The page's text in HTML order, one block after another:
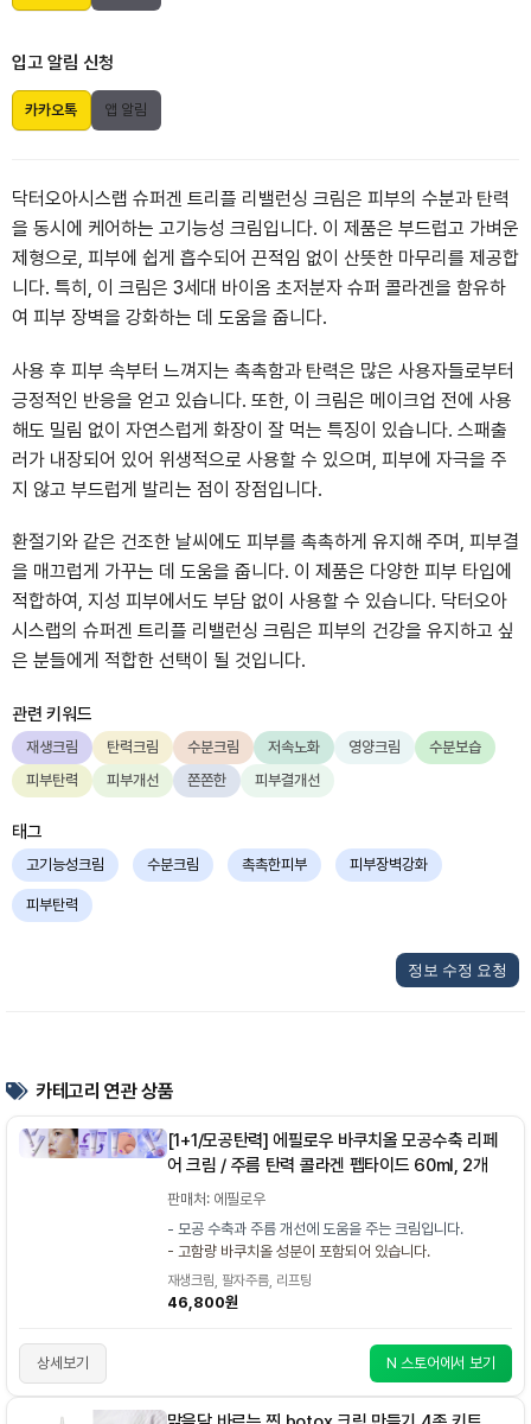
입고 알림 신청
카카오톡 앱 알림
닥터오아시스랩 슈퍼겐 트리플 리밸런싱 크림은 피부의 수분과 탄력
을 동시에 케어하는 고기능성 크림입니다. 이 제품은 부드럽고 가벼운
제형으로, 피부에 쉽게 흡수되어 끈적임 없이 산뜻한 마무리를 제공합
니다. 특히, 이 크림은 3세대 바이옴 초저분자 슈퍼 콜라겐을 함유하
여 피부 장벽을 강화하는 데 도움을 줍니다.
사용 후 피부 속부터 느껴지는 촉촉함과 탄력은 많은 사용자들로부터
긍정적인 반응을 얻고 있습니다. 또한, 이 크림은 메이크업 전에 사용
해도 밀림 없이 자연스럽게 화장이 잘 먹는 특징이 있습니다. 스패출
러가 내장되어 있어 위생적으로 사용할 수 있으며, 피부에 자극을 주
지 않고 부드럽게 발리는 점이 장점입니다.
환절기와 같은 건조한 날씨에도 피부를 촉촉하게 유지해 주며, 피부결
을 매끄럽게 가꾸는 데 도움을 줍니다. 이 제품은 다양한 피부 타입에
적합하여, 지성 피부에서도 부담 없이 사용할 수 있습니다. 닥터오아
시스랩의 슈퍼겐 트리플 리밸런싱 크림은 피부의 건강을 유지하고 싶
은 분들에게 적합한 선택이 될 것입니다.
관련 키워드
재생크림 탄력크림 수분크림 저속노화 영양크림
수분보습
피부탄력
피부개선 쫀쫀한 피부결개선
태그
고기능성크림 수분크림 촉촉한피부 피부장벽강화
피부탄력
정보 수정 요청
카테고리 연관 상품
[1+1/모공탄력] 에필로우 바쿠치올 모공수축 리페
어 크림 / 주름 탄력 콜라겐 펩타이드 60ml, 2개
판매처: 에필로우
- 모공 수축과 주름 개선에 도움을 주는 크림입니다.
- 고함량 바쿠치올 성분이 포함되어 있습니다.
재생크림, 팔자주름, 리프팅
46,800원
상세보기 N 스토어에서 보기